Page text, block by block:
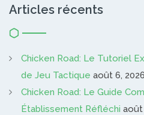
Articles récents
Chicken Road: Le Tutoriel
de Jeu Tactique août 6, 2026
Chicken Road: Le Guide
Établissement Réfléchi août